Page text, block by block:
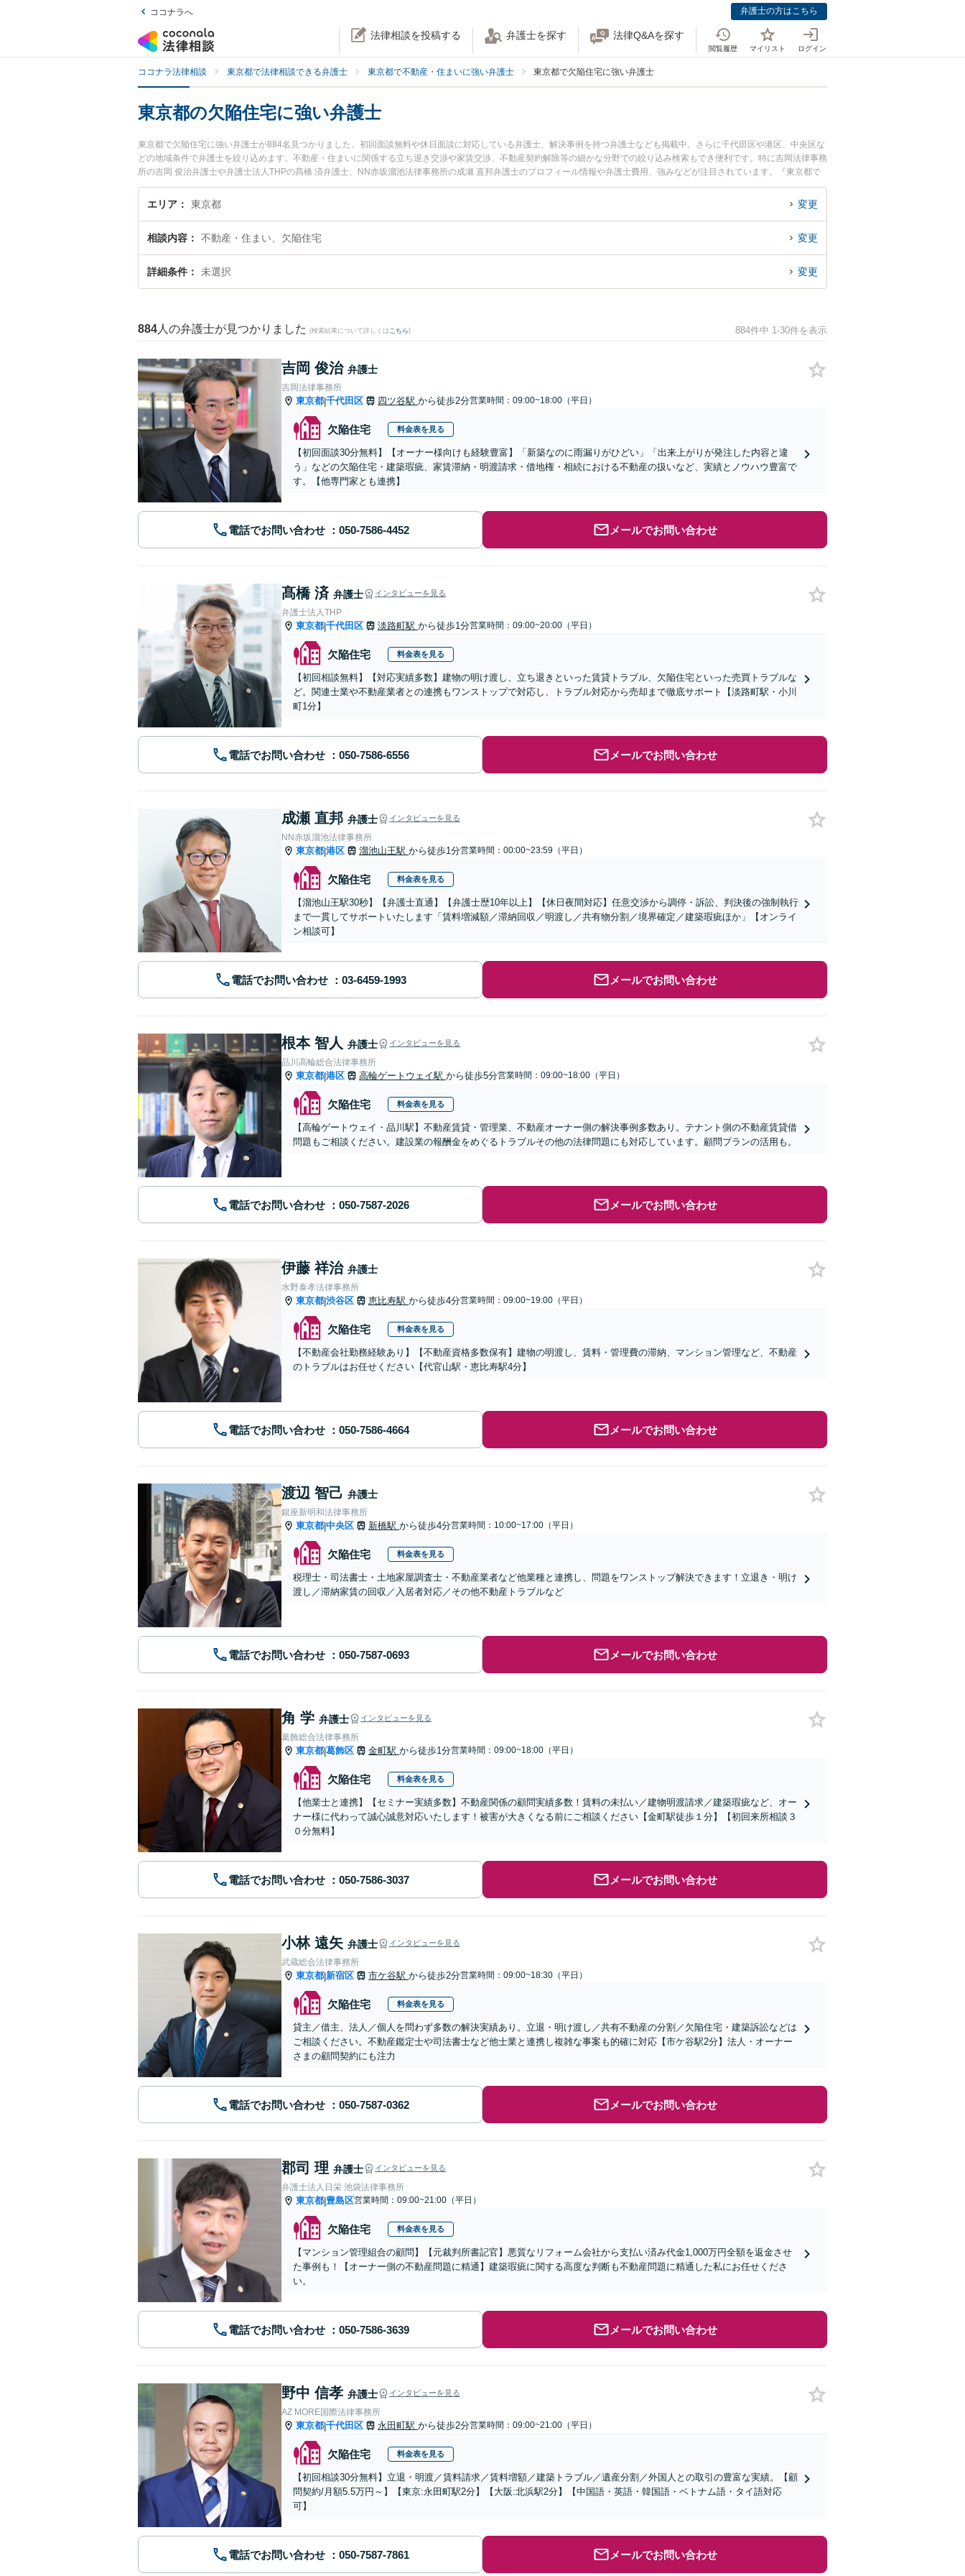
ココナラへ 弁護士の方はこちら
法律相談を投稿する 弁護士を探す 法律Q&Aを探す
閲覧履歴 マイリスト ログイン
ココナラ法律相談 東京都で法律相談できる弁護士 東京都で不動産・住まいに強い弁護士 東京都で欠陥住宅に強い弁護士
東京都の欠陥住宅に強い弁護士
東京都で欠陥住宅に強い弁護士が884名見つかりました。初回面談無料や休日面談に対応している弁護士、解決事例を持つ弁護士なども掲載中。さらに千代田区や港区、中央区な
どの地域条件で弁護士を絞り込めます。不動産・住まいに関係する立ち退き交渉や家賃交渉、不動産契約解除等の細かな分野での絞り込み検索もでき便利です。特に吉岡法律事務
所の吉岡 俊治弁護士や弁護士法人THPの髙橋 済弁護士、NN赤坂溜池法律事務所の成瀬 直邦弁護士のプロフィール情報や弁護士費用、強みなどが注目されています。『東京都で
土日や夜間に発生した欠陥住宅のトラブルを今すぐに弁護士に相談したい』『欠陥住宅のトラブル解決の実績豊富な近くの弁護士を検索したい』『初回相談無料で欠陥住宅を法律
相談できる東京都内の弁護士に相談予約したい』などでお困りの相談者さんにおすすめです。
エリア 東京都 変更
相談内容 不動産・住まい、欠陥住宅 変更
詳細条件 未選択 変更
884 人の弁護士が見つかりました (検索結果について詳しくは こちら) 884件中 1-30件を表示
吉岡 俊治 弁護士
吉岡法律事務所
東京都|千代田区 四ツ谷駅 から徒歩2分営業時間：09:00~18:00（平日）
欠陥住宅 料金表を見る
【初回面談30分無料】【オーナー様向けも経験豊富】「新築なのに雨漏りがひどい」「出来上がりが発注した内容と違
う」などの欠陥住宅・建築瑕疵、家賃滞納・明渡請求・借地権・相続における不動産の扱いなど、実績とノウハウ豊富で
す。【他専門家とも連携】
電話でお問い合わせ メールでお問い合わせ
髙橋 済 弁護士 インタビューを見る
弁護士法人THP
東京都|千代田区 淡路町駅 から徒歩1分営業時間：09:00~20:00（平日）
欠陥住宅 料金表を見る
【初回相談無料】【対応実績多数】建物の明け渡し、立ち退きといった賃貸トラブル、欠陥住宅といった売買トラブルな
ど。関連士業や不動産業者との連携もワンストップで対応し、トラブル対応から売却まで徹底サポート【淡路町駅・小川
町1分】
電話でお問い合わせ メールでお問い合わせ
成瀬 直邦 弁護士 インタビューを見る
NN赤坂溜池法律事務所
東京都|港区 溜池山王駅 から徒歩1分営業時間：00:00~23:59（平日）
欠陥住宅 料金表を見る
【溜池山王駅30秒】【弁護士直通】【弁護士歴10年以上】【休日夜間対応】任意交渉から調停・訴訟、判決後の強制執行
まで一貫してサポートいたします「賃料増減額／滞納回収／明渡し／共有物分割／境界確定／建築瑕疵ほか」【オンライ
ン相談可】
電話でお問い合わせ メールでお問い合わせ
根本 智人 弁護士 インタビューを見る
品川高輪総合法律事務所
東京都|港区 高輪ゲートウェイ駅 から徒歩5分営業時間：09:00~18:00（平日）
欠陥住宅 料金表を見る
【高輪ゲートウェイ・品川駅】不動産賃貸・管理業、不動産オーナー側の解決事例多数あり。テナント側の不動産賃貸借
問題もご相談ください。建設業の報酬金をめぐるトラブルその他の法律問題にも対応しています。顧問プランの活用も。
電話でお問い合わせ メールでお問い合わせ
伊藤 祥治 弁護士
水野泰孝法律事務所
東京都|渋谷区 恵比寿駅 から徒歩4分営業時間：09:00~19:00（平日）
欠陥住宅 料金表を見る
【不動産会社勤務経験あり】【不動産資格多数保有】建物の明渡し、賃料・管理費の滞納、マンション管理など、不動産
のトラブルはお任せください【代官山駅・恵比寿駅4分】
電話でお問い合わせ メールでお問い合わせ
渡辺 智己 弁護士
銀座新明和法律事務所
東京都|中央区 新橋駅 から徒歩4分営業時間：10:00~17:00（平日）
欠陥住宅 料金表を見る
税理士・司法書士・土地家屋調査士・不動産業者など他業種と連携し、問題をワンストップ解決できます！立退き・明け
渡し／滞納家賃の回収／入居者対応／その他不動産トラブルなど
電話でお問い合わせ メールでお問い合わせ
角 学 弁護士 インタビューを見る
葛飾総合法律事務所
東京都|葛飾区 金町駅 から徒歩1分営業時間：09:00~18:00（平日）
欠陥住宅 料金表を見る
【他業士と連携】【セミナー実績多数】不動産関係の顧問実績多数！賃料の未払い／建物明渡請求／建築瑕疵など、オー
ナー様に代わって誠心誠意対応いたします！被害が大きくなる前にご相談ください【金町駅徒歩１分】【初回来所相談３
０分無料】
電話でお問い合わせ メールでお問い合わせ
小林 遠矢 弁護士 インタビューを見る
武蔵総合法律事務所
東京都|新宿区 市ケ谷駅 から徒歩2分営業時間：09:00~18:30（平日）
欠陥住宅 料金表を見る
貸主／借主、法人／個人を問わず多数の解決実績あり。立退・明け渡し／共有不動産の分割／欠陥住宅・建築訴訟などは
ご相談ください。不動産鑑定士や司法書士など他士業と連携し複雑な事案も的確に対応【市ケ谷駅2分】法人・オーナー
さまの顧問契約にも注力
電話でお問い合わせ メールでお問い合わせ
郡司 理 弁護士 インタビューを見る
弁護士法人日栄 池袋法律事務所
東京都|豊島区営業時間：09:00~21:00（平日）
欠陥住宅 料金表を見る
【マンション管理組合の顧問】【元裁判所書記官】悪質なリフォーム会社から支払い済み代金1,000万円全額を返金させ
た事例も！【オーナー側の不動産問題に精通】建築瑕疵に関する高度な判断も不動産問題に精通した私にお任せくださ
い。
電話でお問い合わせ メールでお問い合わせ
野中 信孝 弁護士 インタビューを見る
AZ MORE国際法律事務所
東京都|千代田区 永田町駅 から徒歩2分営業時間：09:00~21:00（平日）
欠陥住宅 料金表を見る
【初回相談30分無料】立退・明渡／賃料請求／賃料増額／建築トラブル／遺産分割／外国人との取引の豊富な実績。【顧
問契約/月額5.5万円～】【東京:永田町駅2分】【大阪:北浜駅2分】【中国語・英語・韓国語・ベトナム語・タイ語対応
可】
電話でお問い合わせ メールでお問い合わせ